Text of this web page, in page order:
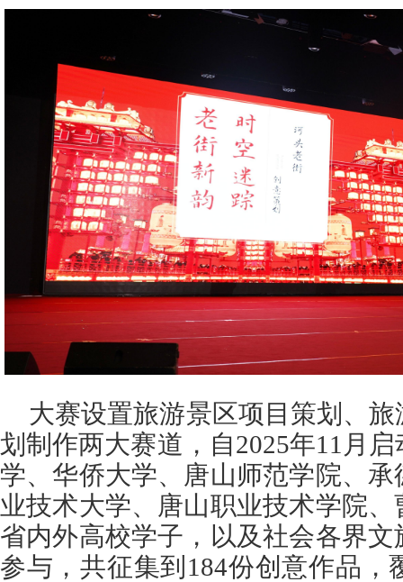
大赛设置旅游景区项目策划、
划制作两大赛道，自2025年11月
学、华侨大学、唐山师范学院、
业技术大学、唐山职业技术学院
省内外高校学子，以及社会各界
参与，共征集到184份创意作品，